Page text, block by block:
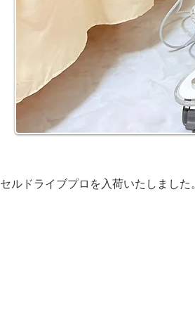
セルドライブプロを入荷いたしました。